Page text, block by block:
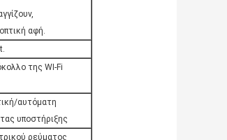
αφή.
της WI-Fi
αυτόματη
υποστήριξης
ρεύματος